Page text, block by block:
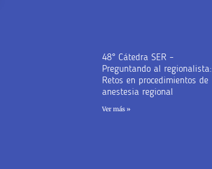
48° Cátedra SER –
Preguntando al regionalista:
Retos en procedimientos de
anestesia regional
Ver más »